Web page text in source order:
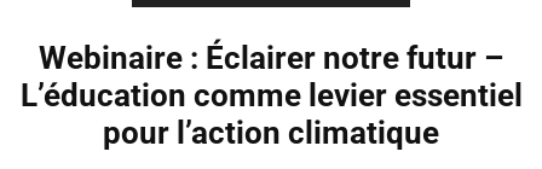
Webinaire : Éclairer notre futur –
L’éducation comme levier essentiel
pour l’action climatique